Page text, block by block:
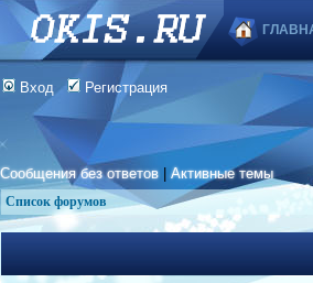
Вход Регистрация
Сообщения без ответов |Активные темы
Список форумов